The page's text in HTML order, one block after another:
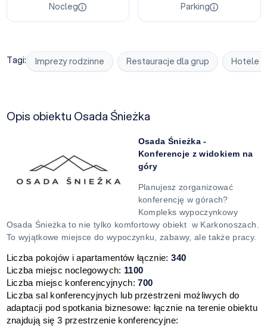
Nocleg Parking
Tagi: Imprezy rodzinne Restauracje dla grup Hotele
Opis obiektu Osada Śnieżka
Osada Śnieżka -
Konferencje z widokiem na
góry
Planujesz zorganizować
konferencję w górach?
Kompleks wypoczynkowy
Osada Śnieżka to nie tylko komfortowy obiekt w Karkonoszach.
To wyjątkowe miejsce do wypoczynku, zabawy, ale także pracy.
Liczba pokojów i apartamentów łącznie:340
Liczba miejsc noclegowych: 1100
Liczba miejsc konferencyjnych:700
Liczba sal konferencyjnych lub przestrzeni możliwych do
adaptacji pod spotkania biznesowe: łącznie na terenie obiektu
znajdują się 3 przestrzenie konferencyjne: